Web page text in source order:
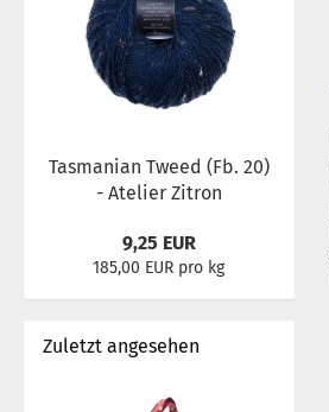
Tasmanian Tweed (Fb. 20)
- Atelier Zitron
9,25 EUR
185,00 EUR pro kg
Zuletzt angesehen